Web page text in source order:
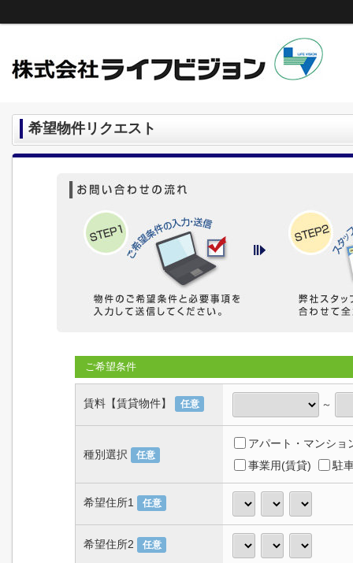
希望物件リクエスト
ご希望条件
賃料【賃貸物件】 任意 ～
種別選択 任意
アパート・マンショ
事業用(賃貸)
駐
希望住所1 任意
希望住所2 任意